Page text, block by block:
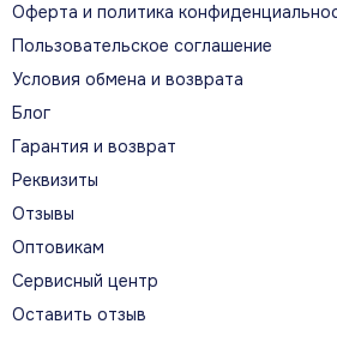
Body Battery оценивает запас
организма и показывает, как
сон, активность и стресс.
ПЕРСОНАЛЬНЫЙ ТРЕНЕР
Тренер по сну оценивает
Оферта и политика
Пользовательское соглашение
Условия обмена и возврата
Блог
Гарантия и возврат
Реквизиты
Отзывы
Оптовикам
Сервисный центр
Оставить отзыв